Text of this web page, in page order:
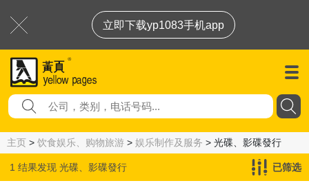
立即下载yp1083手机app
主页 > 饮食娱乐、购物旅游 > 娱乐制作及服务 > 光碟、影碟發行
1 结果发现 光碟、影碟發行 已筛选